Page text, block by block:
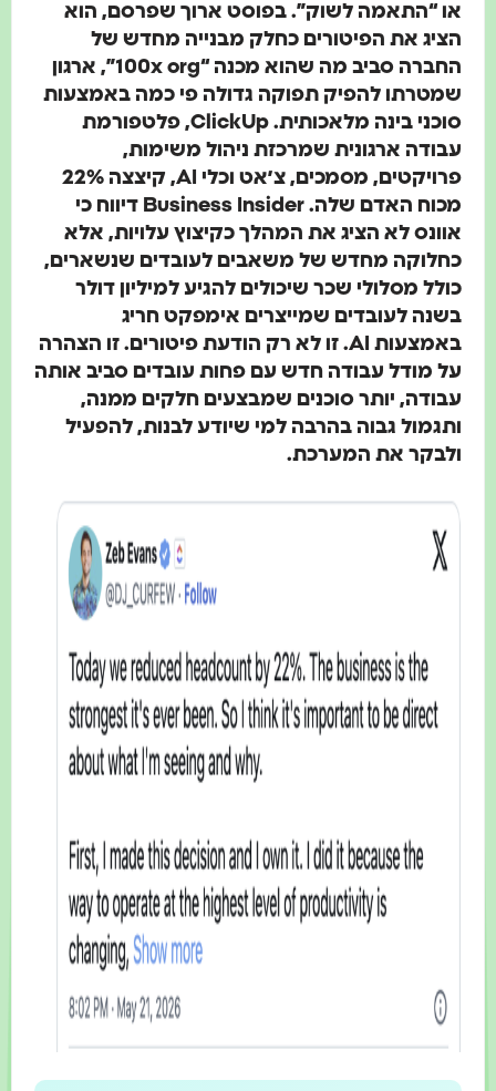
או “התאמה לשוק”. בפוסט ארוך שפרסם, הוא
הציג את הפיטורים כחלק מבנייה מחדש של
החברה סביב מה שהוא מכנה “100x org”, ארגון
שמטרתו להפיק תפוקה גדולה פי כמה באמצעות
סוכני בינה מלאכותית. ClickUp, פלטפורמת
עבודה ארגונית שמרכזת ניהול משימות,
פרויקטים, מסמכים, צ׳אט וכלי AI, קיצצה 22%
מכוח האדם שלה. Business Insider דיווח כי
אוונס לא הציג את המהלך כקיצוץ עלויות, אלא
כחלוקה מחדש של משאבים לעובדים שנשארים,
כולל מסלולי שכר שיכולים להגיע למיליון דולר
בשנה לעובדים שמייצרים אימפקט חריג
באמצעות AI. זו לא רק הודעת פיטורים. זו הצהרה
על מודל עבודה חדש עם פחות עובדים סביב אותה
עבודה, יותר סוכנים שמבצעים חלקים ממנה,
ותגמול גבוה בהרבה למי שיודע לבנות, להפעיל
ולבקר את המערכת.